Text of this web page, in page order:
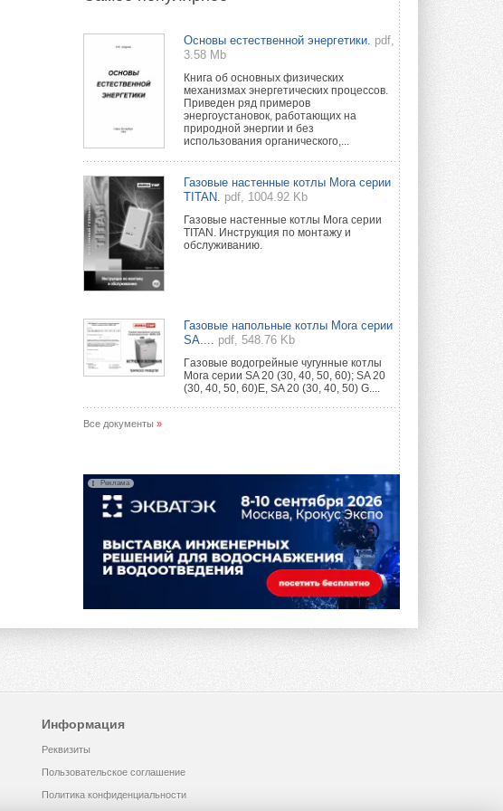
Midea открылся в Сургуте
Компания «Даичи» совместно с
партнером «Энердрим» открыла новый
фирменный магазин Midea в Сургуте ...
29 ИЮЛЯ 2026
Токио — лидер по
интенсивности использования
кондиционеров
Данные получены в ходе очередного
опроса Daikin о восприятии жары ...
28 ИЮЛЯ 2026
CDU производства LG прошёл
В Великобритании предлагают
сделать кондиционирование
обязательным для новостроек
Либеральные демократы внесли
предложение оснащать все новые ...
производство холодильной
техники и теплообменного
оборудования
Проект реализует компания «ВЕЗА» ...
Ридан объявил о старте продаж
автоматического
балансировочного клапана
Клапан APT‑R3 производится на заводе
Шумоглушители собственного
производства от компании
TURKOV
Aquatherm Almaty 2026:
ключевая платформа для
Основы естественной энергетики. pdf,
3.58 Mb
Книга об основных физических
механизмах энергетических процессов.
Приведен ряд примеров
энергоустановок, работающих на
природной энергии и без
использования органического,...
Газовые настенные котлы Mora серии
TITAN. pdf, 1004.92 Kb
Газовые настенные котлы Mora серии
TITAN. Инструкция по монтажу и
обслуживанию.
Газовые напольные котлы Mora серии
SA....
pdf, 548.76 Kb
Гaзовые водогрeйные чугунные котлы
Mora серии SA 20 (30, 40, 50, 60); SA 20
(30, 40, 50, 60)E, SA 20 (30, 40, 50) G....
Все документы »
Реклама
Информация
Реквизиты
Пользовательское соглашение
Политика конфиденциальности